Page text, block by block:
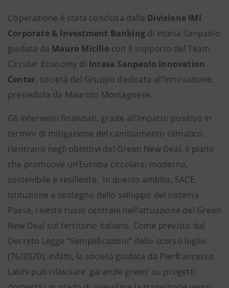
L’operazione è stata conclusa dalla Divisione IMI
Corporate & Investment Banking di Intesa Sanpaolo
guidata da Mauro Micillo con il supporto del Team
Circular Economy di Intesa Sanpaolo Innovation
Center, società del Gruppo dedicata all’innovazione,
presieduta da Maurizio Montagnese.
Gli interventi finanziati, grazie all’impatto positivo in
termini di mitigazione del cambiamento climatico,
rientrano negli obiettivi del Green New Deal, il piano
che promuove un’Europa circolare, moderna,
sostenibile e resiliente. In questo ambito, SACE,
istituzione a sostegno dello sviluppo del sistema
Paese, riveste ruolo centrale nell’attuazione del Green
New Deal sul territorio italiano. Come previsto dal
Decreto Legge “Semplificazioni” dello scorso luglio
(76/2020), infatti, la società guidata da Pierfrancesco
Latini può rilasciare ‘garanzie green’ su progetti